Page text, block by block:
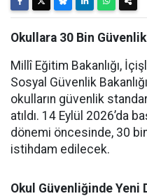
Okullara 30 Bin
Millî Eğitim Bakanlığı,
Sosyal Güvenlik
okulların güvenlik
atıldı. 14 Eylül 2026’da
dönemi öncesinde, 30
istihdam edilecek.
Okul Güvenliğinde Yeni